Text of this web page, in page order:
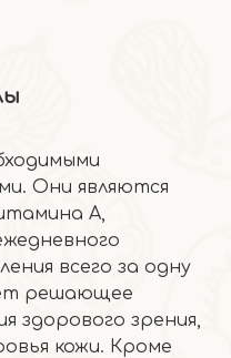
Они являются
А,
всего за одну
решающее
здорового зрения,
кожи. Кроме